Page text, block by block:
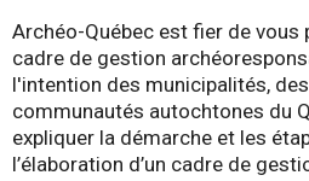
Archéo-Québec est fier de vous
cadre de gestion
l'intention des municipalités,
communautés autochtones du
expliquer la démarche et les
l’élaboration d’un cadre de